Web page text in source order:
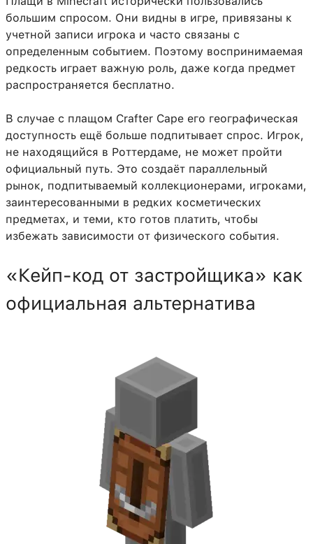
большим спросом. Они видны в игре, привязаны к
учетной записи игрока и часто связаны с
определенным событием. Поэтому воспринимаемая
редкость играет важную роль, даже когда предмет
распространяется бесплатно.
В случае с плащом Crafter Cape его географическая
доступность ещё больше подпитывает спрос. Игрок,
не находящийся в Роттердаме, не может пройти
официальный путь. Это создаёт параллельный
рынок, подпитываемый коллекционерами, игроками,
заинтересованными в редких косметических
предметах, и теми, кто готов платить, чтобы
избежать зависимости от физического события.
«Кейп-код от застройщика» как
официальная альтернатива